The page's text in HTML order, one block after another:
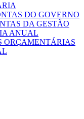
DO GOVERNO
DA GESTÃO
ANUAL
ORÇAMENTÁRIAS